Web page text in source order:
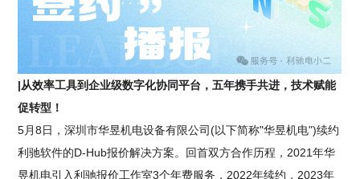
|从效率工具到企业级数字化协同平台，五年携手共进，技术赋能
促转型！
5月8日，深圳市华昱机电设备有限公司(以下简称"华昱机电")续约
利驰软件的D-Hub报价解决方案。回首双方合作历程，2021年华
昱机电引入利驰报价工作室3个年费服务，2022年续约，2023年